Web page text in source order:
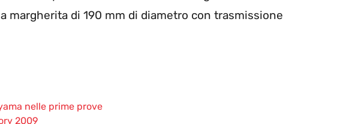
margherita di 190 mm di diametro con trasmissione
nelle prime prove
2009